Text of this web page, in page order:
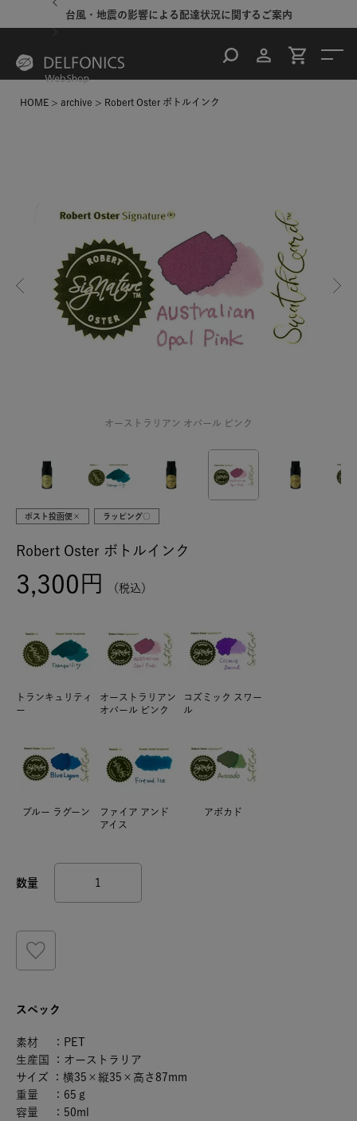
台風・地震の影響による配達状況に関するご案内
HOME archive Robert Oster ボトルインク
オーストラリアン オパール ピンク
ポスト投函便× ラッピング○
Robert Oster ボトルインク
3,300 税込
トランキュリティ
ー
オーストラリアン
オパール ピンク
コズミック スワー
ル
ブルー ラグーン
ファイア アンド
アイス
アボカド
スペック
素材 ：PET
生産国 ：オーストラリア
サイズ ：横35×縦35×高さ87mm
重量 ：65ｇ
容量 ：50ml